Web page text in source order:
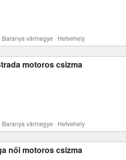
Baranya vármegye · Hetvehely
motoros csizma
Baranya vármegye · Hetvehely
női motoros csizma